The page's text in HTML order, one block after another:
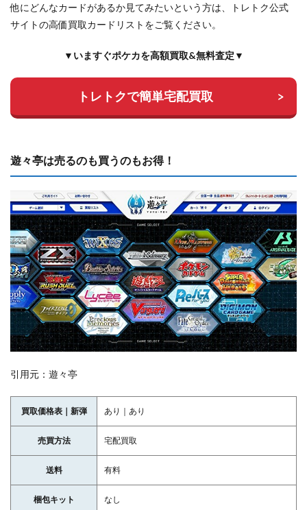
他にどんなカードがあるか見てみたいという方は、トレトク公式
サイトの高価買取カードリストをご覧ください。
▼いますぐポケカを高額買取&無料査定▼
トレトクで簡単宅配買取
遊々亭は売るのも買うのもお得！
引用元：遊々亭
買取価格表｜新弾 あり｜あり
売買方法 宅配買取
送料 有料
梱包キット なし